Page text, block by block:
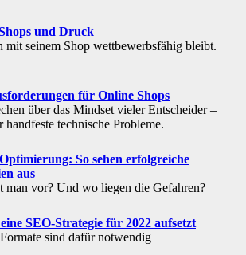
und Druck
mit seinem Shop wettbewerbsfähig bleibt.
für Online Shops
über das Mindset vieler Entscheider –
handfeste technische Probleme.
So sehen erfolgreiche
aus
man vor? Und wo liegen die Gefahren?
SEO-Strategie für 2022 aufsetzt
sind dafür notwendig